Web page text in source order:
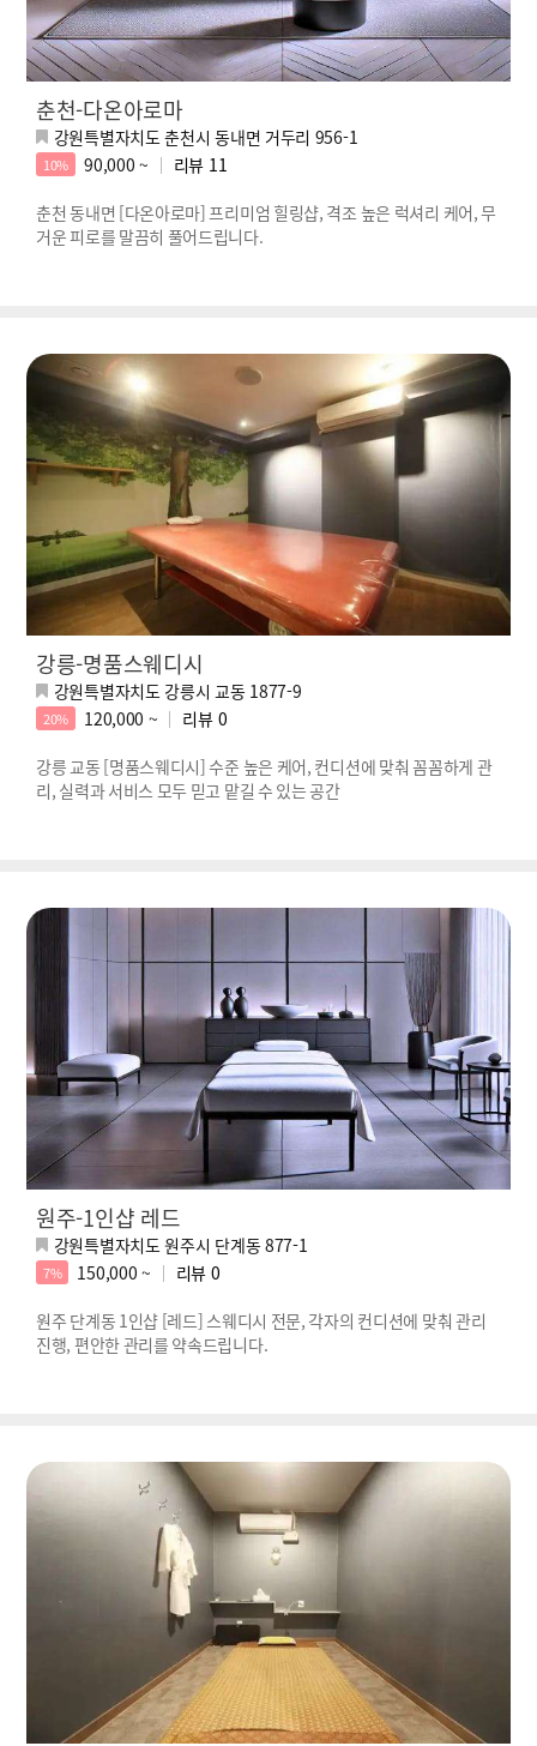
춘천-다온아로마
강원특별자치도 춘천시 동내면 거두리 956-1
10% 90,000 ~ 리뷰 11
춘천 동내면 [다온아로마] 프리미엄 힐링샵, 격조 높은 럭셔리 케어, 무
거운 피로를 말끔히 풀어드립니다.
강릉-명품스웨디시
강원특별자치도 강릉시 교동 1877-9
20% 120,000 ~ 리뷰 0
강릉 교동 [명품스웨디시] 수준 높은 케어, 컨디션에 맞춰 꼼꼼하게 관
리, 실력과 서비스 모두 믿고 맡길 수 있는 공간
원주-1인샵 레드
강원특별자치도 원주시 단계동 877-1
7% 150,000 ~ 리뷰 0
원주 단계동 1인샵 [레드] 스웨디시 전문, 각자의 컨디션에 맞춰 관리
진행, 편안한 관리를 약속드립니다.